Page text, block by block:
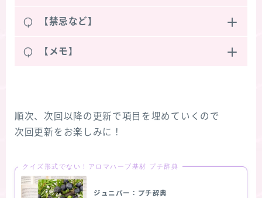
Q 【禁忌など】
Q 【メモ】
順次、次回以降の更新で項目を埋めていくので
次回更新をお楽しみに！
クイズ形式でない！アロマハーブ基材 プチ辞典
ジュニパー：プチ辞典